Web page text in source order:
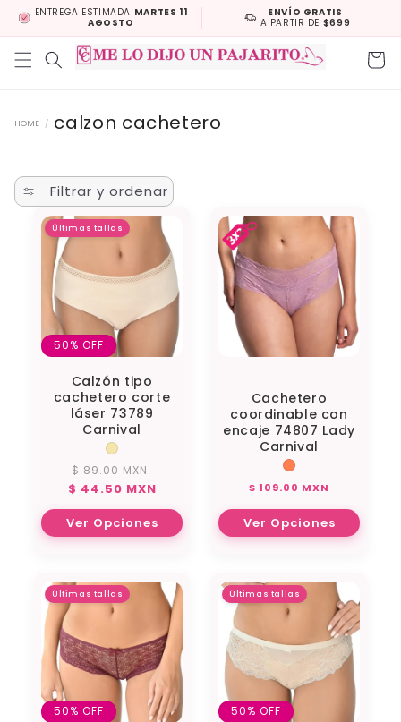
directamente
al contenido
ENTREGA ESTIMADA MARTES 11
AGOSTO
ENVÍO GRATIS
A PARTIR DE $699
Carrito
HOME / calzon cachetero
Filtrar y ordenar
Últimas tallas
50% OFF
Calzón tipo
cachetero corte
láser 73789
Carnival
Precio
$ 89.00 MXN
Precio
oferta
$ 44.50 MXN
Ver Opciones
Cachetero
coordinable con
encaje 74807 Lady
Carnival
Precio
habitual
$ 109.00 MXN
Ver Opciones
Últimas tallas
50% OFF
Últimas tallas
50% OFF